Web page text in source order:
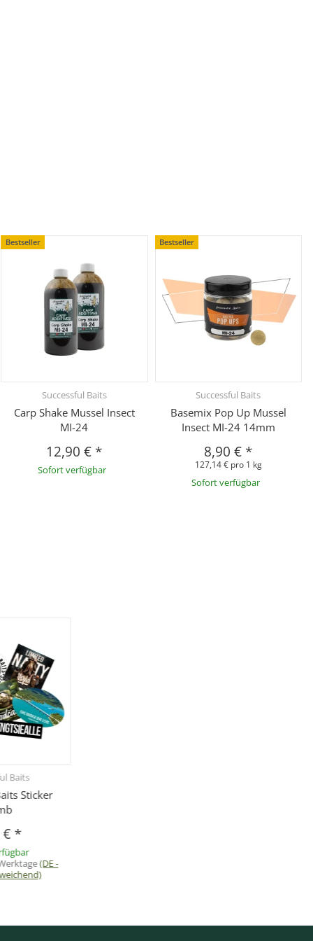
Bestseller
Successful Baits
Carp Shake Mussel Insect
MI-24
12,90 € *
Sofort verfügbar
Bestseller
Successful Baits
Basemix Pop Up Mussel
Insect MI-24 14mm
8,90 € *
127,14 € pro 1 kg
Sofort verfügbar
Baits
Sticker
€*
(DE -